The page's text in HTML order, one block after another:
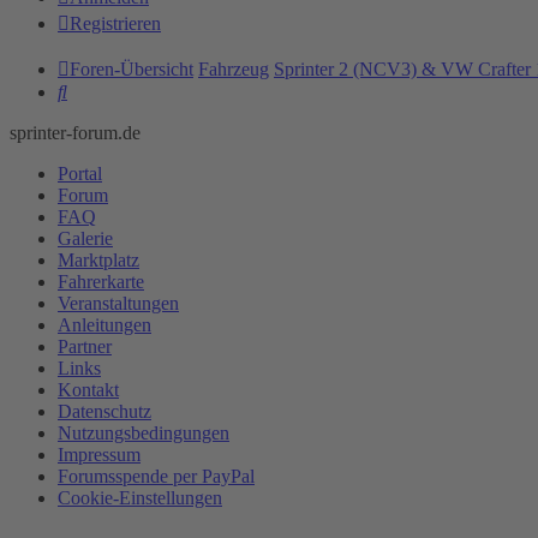
Registrieren
Foren-Übersicht Fahrzeug Sprinter 2 (NCV3) & VW Crafter
Suche
sprinter-forum.de
Portal
Forum
FAQ
Galerie
Marktplatz
Fahrerkarte
Veranstaltungen
Anleitungen
Partner
Links
Kontakt
Datenschutz
Nutzungsbedingungen
Impressum
Forumsspende per PayPal
Cookie-Einstellungen